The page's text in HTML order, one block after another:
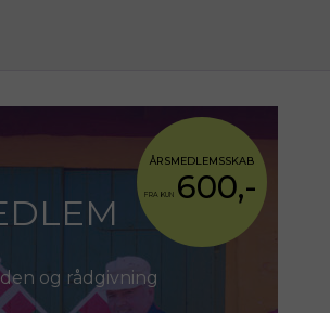
og rådgivning
ÅRSMEDLEMSSKAB
FRA KUN 600,-